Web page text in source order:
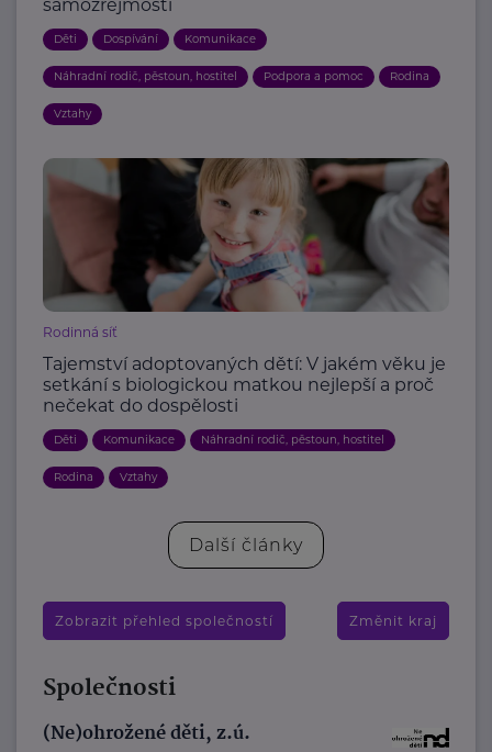
samozřejmostí
Děti Dospívání Komunikace
Náhradní rodič, pěstoun, hostitel Podpora a pomoc Rodina
Vztahy
Rodinná síť
Tajemství adoptovaných dětí: V jakém věku je
setkání s biologickou matkou nejlepší a proč
nečekat do dospělosti
Děti Komunikace Náhradní rodič, pěstoun, hostitel
Rodina Vztahy
Další články
Zobrazit přehled společností Změnit kraj
Společnosti
(Ne)ohrožené děti, z.ú.